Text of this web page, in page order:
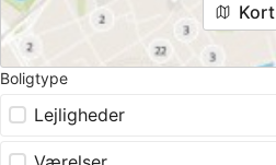
Kort
Boligtype
Lejligheder